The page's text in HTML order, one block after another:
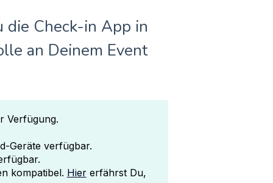
Check-in App in
an Deinem Event
Verfügung.
Geräte verfügbar.
kompatibel. Hiererfährst Du,